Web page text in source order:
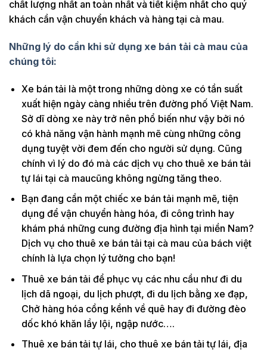
chất lượng nhất an toàn nhất và tiết kiệm nhất cho quý
khách cần vận chuyển khách và hàng tại cà mau.
Những lý do cần khi sử dụng xe bán tải cà mau của
chúng tôi:
Xe bán tải là một trong những dòng xe có tần suất
xuất hiện ngày càng nhiều trên đường phố Việt Nam.
Sở dĩ dòng xe này trở nên phổ biến như vậy bởi nó
có khả năng vận hành mạnh mẽ cùng những công
dụng tuyệt vời đem đến cho người sử dụng. Cũng
chính vì lý do đó mà các dịch vụ cho thuê xe bán tải
tự lái tại cà maucũng không ngừng tăng theo.
Bạn đang cần một chiếc xe bán tải mạnh mẽ, tiện
dụng để vận chuyển hàng hóa, đi công trình hay
khám phá những cung đường địa hình tại miền Nam?
Dịch vụ cho thuê xe bán tải tại cà mau của bách việt
chính là lựa chọn lý tưởng cho bạn!
Thuê xe bán tải để phục vụ các nhu cầu như đi du
lịch dã ngoại, du lịch phượt, đi du lịch bằng xe đạp,
Chở hàng hóa cồng kềnh về quê hay đi đường đèo
dốc khó khăn lầy lội, ngập nước….
Thuê xe bán tải tự lái, cho thuê xe bán tải tự lái, địa